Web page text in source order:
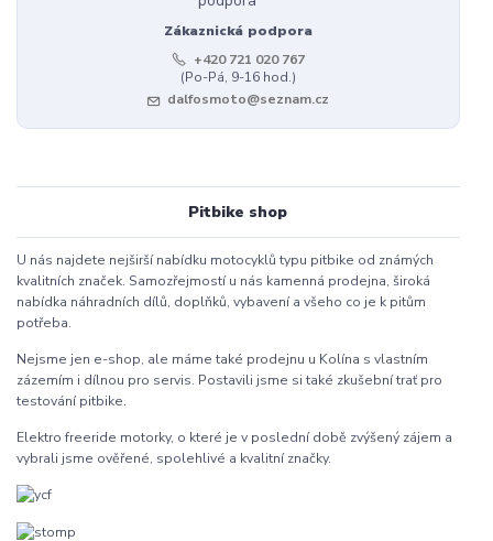
Zákaznická podpora
+420 721 020 767
(Po-Pá, 9-16 hod.)
dalfosmoto@seznam.cz
Pitbike shop
U nás najdete nejširší nabídku motocyklů typu pitbike od známých
kvalitních značek. Samozřejmostí u nás kamenná prodejna, široká
nabídka náhradních dílů, doplňků, vybavení a všeho co je k pitům
potřeba.
Nejsme jen e-shop, ale máme také prodejnu u Kolína s vlastním
zázemím i dílnou pro servis. Postavili jsme si také zkušební trať pro
testování pitbike.
Elektro freeride motorky, o které je v poslední době zvýšený zájem a
vybrali jsme ověřené, spolehlivé a kvalitní značky.